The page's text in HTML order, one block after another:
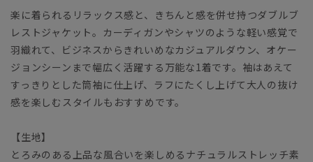
楽に着られるリラックス感と、きちんと感を併せ持つダブルブ
レストジャケット。カーディガンやシャツのような軽い感覚で
羽織れて、ビジネスからきれいめなカジュアルダウン、オケー
ジョンシーンまで幅広く活躍する万能な1着です。袖はあえて
すっきりとした筒袖に仕上げ、ラフにたくし上げて大人の抜け
感を楽しむスタイルもおすすめです。
【生地】
とろみのある上品な風合いを楽しめるナチュラルストレッチ素